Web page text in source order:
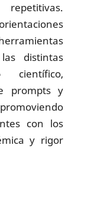
distintas
científico,
prompts y
con los
y rigor